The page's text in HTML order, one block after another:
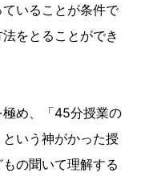
いることが条件で
をとることができ
め、「45分授業の
いう神がかった授
の聞いて理解する